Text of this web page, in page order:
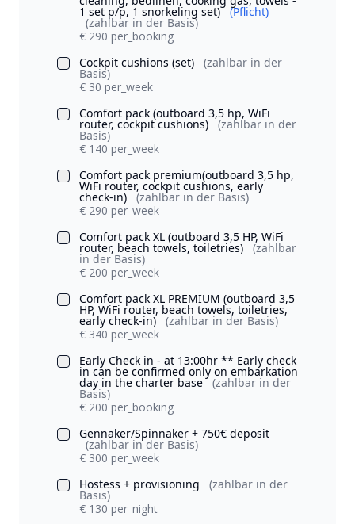
1 set p/p, 1 snorkeling set) (Pflicht)
(zahlbar in der Basis)
€ 290 per_booking
Cockpit cushions (set)
(zahlbar in der
Basis)
€ 30 per_week
Comfort pack (outboard 3,5 hp, WiFi
router, cockpit cushions) (zahlbar in der
Basis)
€ 140 per_week
Comfort pack premium(outboard 3,5 hp,
WiFi router, cockpit cushions, early
check-in)
(zahlbar in der Basis)
€ 290 per_week
Comfort pack XL (outboard 3,5 HP, WiFi
router, beach towels, toiletries) (zahlbar
in der Basis)
€ 200 per_week
Comfort pack XL PREMIUM (outboard 3,5
HP, WiFi router, beach towels, toiletries,
early check-in) (zahlbar in der Basis)
€ 340 per_week
Early Check in - at 13:00hr ** Early check
in can be confirmed only on embarkation
day in the charter base (zahlbar in der
Basis)
€ 200 per_booking
Gennaker/Spinnaker + 750€ deposit
(zahlbar in der Basis)
€ 300 per_week
Hostess + provisioning
(zahlbar in der
Basis)
€ 130 per_night